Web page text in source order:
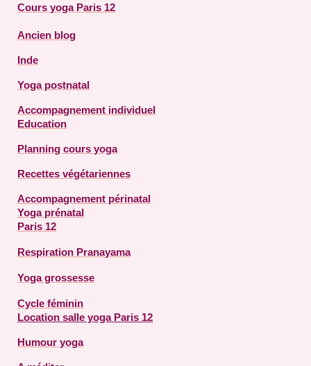
Cours yoga Paris 12
Ancien blog
Inde
Yoga postnatal
Accompagnement individuel
Education
Planning cours yoga
Recettes végétariennes
Accompagnement périnatal
Yoga prénatal
Paris 12
Respiration Pranayama
Yoga grossesse
Cycle féminin
Location salle yoga Paris 12
Humour yoga